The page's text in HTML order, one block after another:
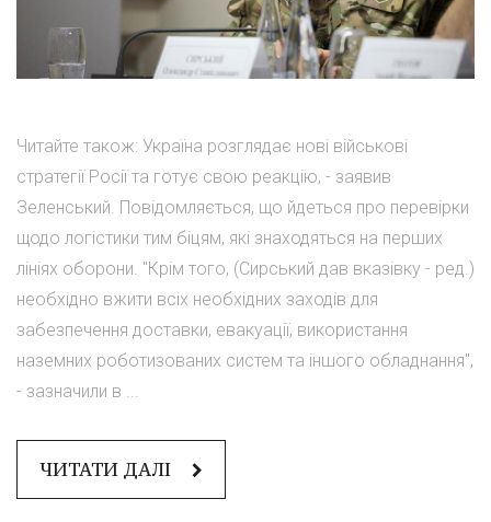
Читайте також: Україна розглядає нові військові
стратегії Росії та готує свою реакцію, - заявив
Зеленський. Повідомляється, що йдеться про перевірки
щодо логістики тим біцям, які знаходяться на перших
лініях оборони. "Крім того, (Сирський дав вказівку - ред.)
необхідно вжити всіх необхідних заходів для
забезпечення доставки, евакуації, використання
наземних роботизованих систем та іншого обладнання",
- зазначили в ...
ЧИТАТИ ДАЛІ